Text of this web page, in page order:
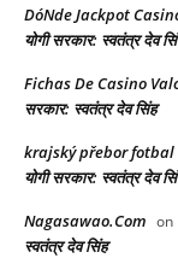
DóNde Jackpot
योगी सरकार: स्वतंत्र देव
Fichas De Casino
सरकार: स्वतंत्र देव सिंह
krajský přebor fotbal
योगी सरकार: स्वतंत्र देव
Nagasawao.Com on
स्वतंत्र देव सिंह